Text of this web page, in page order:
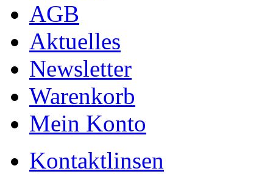
AGB
Aktuelles
Newsletter
Warenkorb
Mein Konto
Kontaktlinsen